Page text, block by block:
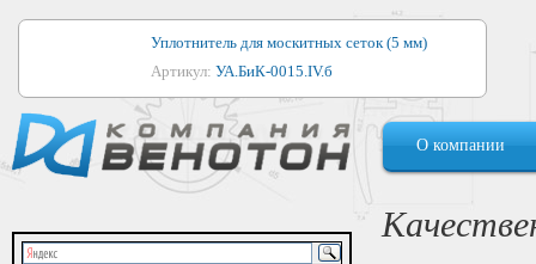
Уплотнитель для москитных сеток (5 мм)
Артикул: УА.БиК-0015.IV.б
Уплотнитель для алюминиевых окон
Артикул:1044
Уплотнитель для деревянных окон
Артикул:УМ.БиК-0062.IV.б
О компании